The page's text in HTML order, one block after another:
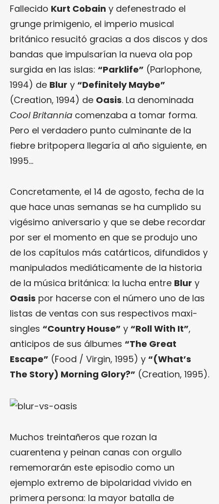
Fallecido Kurt Cobain y defenestrado el
grunge primigenio, el imperio musical
británico resucitó gracias a dos discos y dos
bandas que impulsarían la nueva ola pop
surgida en las islas: “Parklife” (Parlophone,
1994) de Blur y “Definitely Maybe”
(Creation, 1994) de Oasis. La denominada
Cool Britannia comenzaba a tomar forma.
Pero el verdadero punto culminante de la
fiebre britpopera llegaría al año siguiente, en
1995…
Concretamente, el 14 de agosto, fecha de la
que hace unas semanas se ha cumplido su
vigésimo aniversario y que se debe recordar
por ser el momento en que se produjo uno
de los capítulos más catárticos, difundidos y
manipulados mediáticamente de la historia
de la música británica: la lucha entre Blur y
Oasis por hacerse con el número uno de las
listas de ventas con sus respectivos maxi-
singles “Country House” y “Roll With It”,
anticipos de sus álbumes “The Great
Escape” (Food / Virgin, 1995) y “(What’s
The Story) Morning Glory?” (Creation, 1995).
Muchos treintañeros que rozan la
cuarentena y peinan canas con orgullo
rememorarán este episodio como un
ejemplo extremo de bipolaridad vivido en
primera persona: la mayor batalla de